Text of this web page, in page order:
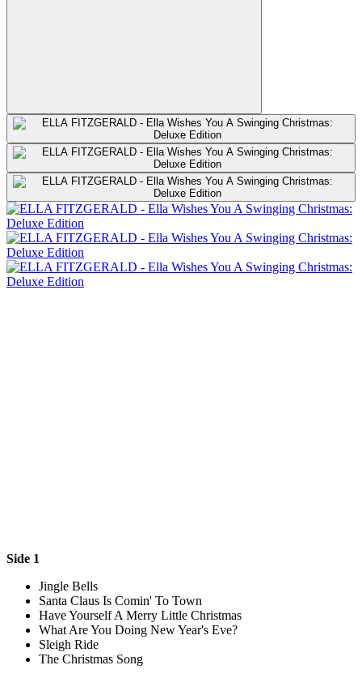
Side 1
Jingle Bells
Santa Claus Is Comin' To Town
Have Yourself A Merry Little Christmas
What Are You Doing New Year's Eve?
Sleigh Ride
The Christmas Song